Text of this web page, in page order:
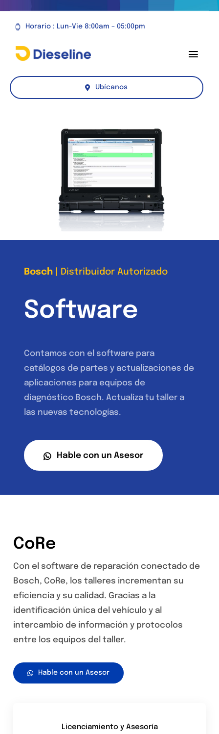
Horario : Lun-Vie 8:00am – 05:00pm
Productos Ubícanos
Bosch | Distribuidor Autorizado
Software
Contamos con el software para
catálogos de partes y actualizaciones de
aplicaciones para equipos de
diagnóstico Bosch. Actualiza tu taller a
las nuevas tecnologías.
Hable con un Asesor
CoRe
Con el software de reparación conectado de
Bosch, CoRe, los talleres incrementan su
eficiencia y su calidad. Gracias a la
identificación única del vehículo y al
intercambio de información y protocolos
entre los equipos del taller.
Hable con un Asesor
Licenciamiento y Asesoría